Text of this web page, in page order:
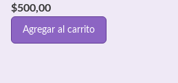
$500,00
Agregar al carrito